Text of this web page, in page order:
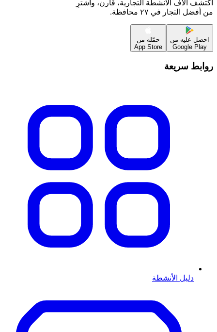
اكتشف آلاف الأنشطة التجارية، قارن، واشترِ
من أفضل التجار في ٢٧ محافظة.
احصل عليه من
Google Play
حمّله من
App Store
روابط سريعة
دليل الأنشطة